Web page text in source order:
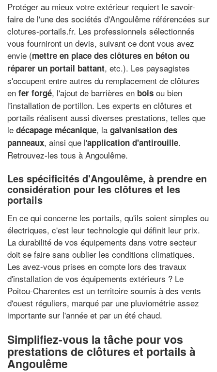
Protéger au mieux votre extérieur requiert le savoir-
faire de l'une des sociétés d'Angoulême référencées sur
clotures-portails.fr. Les professionnels sélectionnés
vous fourniront un devis, suivant ce dont vous avez
envie (mettre en place des clôtures en béton ou
réparer un portail battant, etc.). Les paysagistes
s'occupent entre autres du remplacement de clôtures
en fer forgé, l'ajout de barrières en bois ou bien
l'installation de portillon. Les experts en clôtures et
portails réalisent aussi diverses prestations, telles que
le décapage mécanique, la galvanisation des
panneaux, ainsi que l'application d'antirouille.
Retrouvez-les tous à Angoulême.
Les spécificités d'Angoulême, à prendre en
considération pour les clôtures et les
portails
En ce qui concerne les portails, qu'ils soient simples ou
électriques, c'est leur technologie qui définit leur prix.
La durabilité de vos équipements dans votre secteur
doit se faire sans oublier les conditions climatiques.
Les avez-vous prises en compte lors des travaux
d'installation de vos équipements extérieurs ? Le
Poitou-Charentes est un territoire soumis à des vents
d'ouest réguliers, marqué par une pluviométrie assez
importante sur l'année et par un été chaud.
Simplifiez-vous la tâche pour vos
prestations de clôtures et portails à
Angoulême